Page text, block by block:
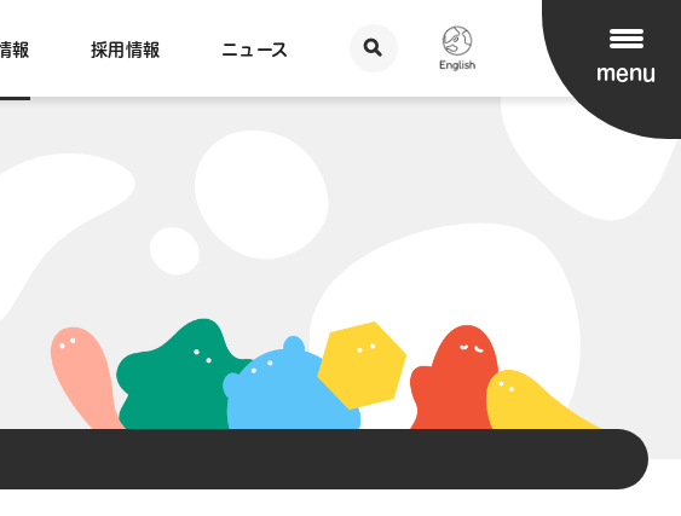
報 採用情報 ニュース
menu